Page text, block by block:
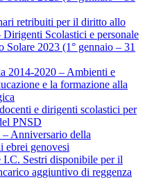
retribuiti per il diritto allo
Scolastici e personale
Solare 2023 (1° gennaio – 31
2014-2020 – Ambienti e
e la formazione alla
e dirigenti scolastici per
PNSD
Anniversario della
ebrei genovesi
I.C. Sestri disponibile per il
aggiuntivo di reggenza